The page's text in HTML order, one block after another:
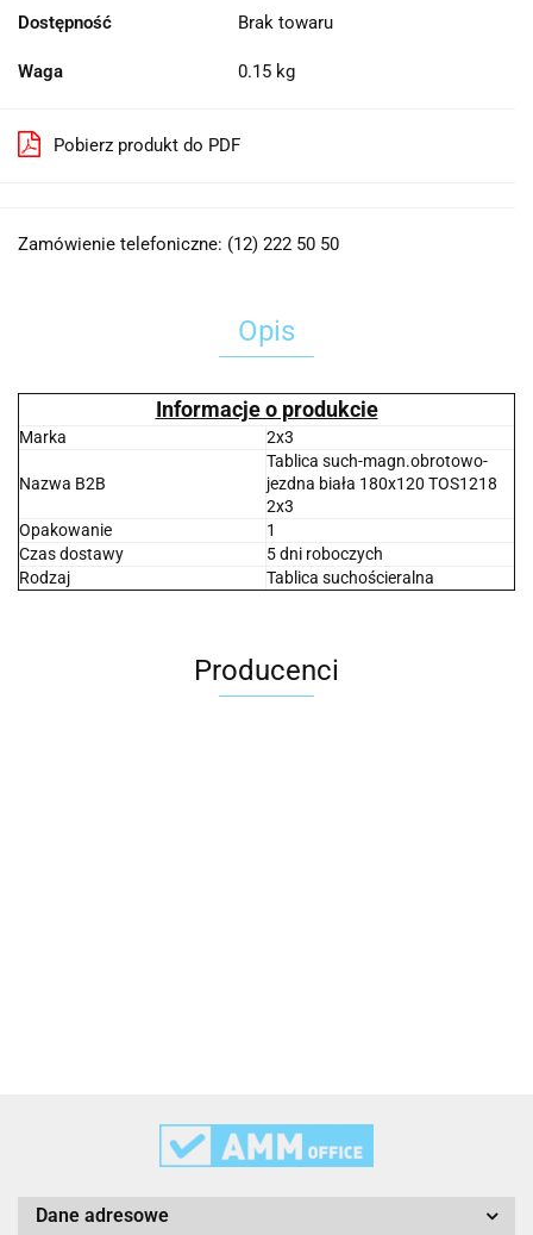
Dostępność Brak towaru
Waga 0.15 kg
Pobierz produkt do PDF
Zamówienie telefoniczne: (12) 222 50 50
Opis
Informacje o produkcie
Marka 2x3
Nazwa B2B
Tablica such-magn.obrotowo-
jezdna biała 180x120 TOS1218
2x3
Opakowanie
1
Czas dostawy
5 dni roboczych
Rodzaj
Tablica suchościeralna
Producenci
Dane adresowe